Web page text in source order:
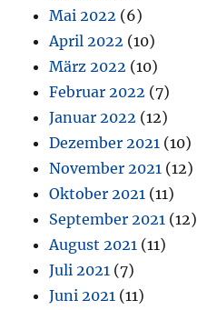
Mai 2022 (6)
April 2022 (10)
März 2022 (10)
Februar 2022 (7)
Januar 2022 (12)
Dezember 2021 (10)
November 2021 (12)
Oktober 2021 (11)
September 2021 (12)
August 2021 (11)
Juli 2021 (7)
Juni 2021 (11)